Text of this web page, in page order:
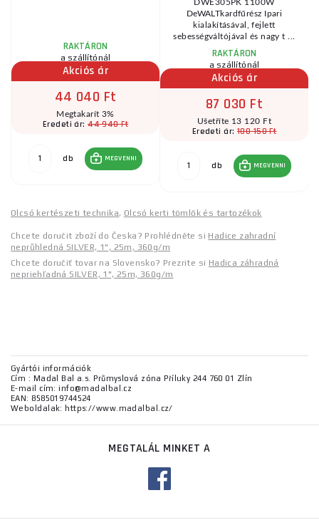
RAKTÁRON
a szállítónál
Akciós ár
44 040 Ft
Megtakarít 3%
Eredeti ár:44 940 Ft
db MEGVENNI
DWE305PK 1100W
DeWALTkardfűrész Ipari
kialakításával, fejlett
sebességváltójával és nagy t ...
RAKTÁRON
a szállítónál
Akciós ár
87 030 Ft
Ušetříte 13 120 Ft
Eredeti ár: 100 150 Ft
db MEGVENNI
Olcsó kertészeti technika, Olcsó kerti tömlők és tartozékok
Chcete doručit zboží do Česka? Prohlédněte si Hadice zahradní
neprůhledná SILVER, 1", 25m, 360g/m
Chcete doručiť tovar na Slovensko? Prezrite si Hadica záhradná
nepriehľadná SILVER, 1", 25m, 360g/m
Gyártói információk
Cím : Madal Bal a.s. Průmyslová zóna Příluky 244 760 01 Zlín
E-mail cím: info@madalbal.cz
EAN: 8585019744524
Weboldalak: https://www.madalbal.cz/
MEGTALÁL MINKET A